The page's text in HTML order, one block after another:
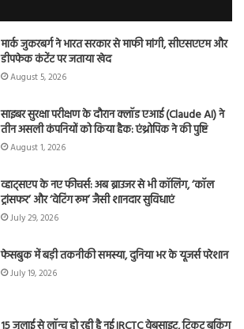
मार्क जुकरबर्ग ने भारत सरकार से माफी मांगी, सीएसएएम और
डीपफेक कंटेंट पर जताया खेद
August 5, 2026
साइबर सुरक्षा परीक्षण के दौरान क्लॉड एआई (Claude AI) ने
तीन असली कंपनियों को किया हैक: एंथ्रोपिक ने की पुष्टि
August 1, 2026
व्हाट्सएप के नए फीचर्स: अब ब्राउजर से भी कॉलिंग, ‘कॉल
ट्रांसफर’ और ‘वेटिंग रूम’ जैसी शानदार सुविधाएं
July 29, 2026
फेसबुक में बड़ी तकनीकी समस्या, दुनिया भर के यूजर्स परेशान
July 19, 2026